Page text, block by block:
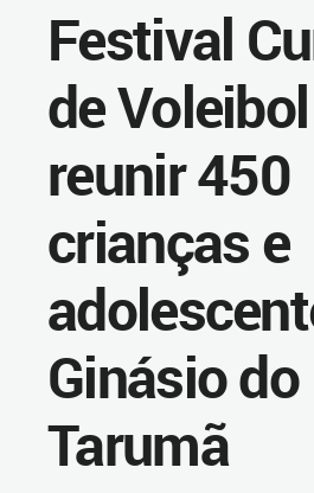
Festival
de
reunir 450
crianças e
Ginásio do
Tarumã